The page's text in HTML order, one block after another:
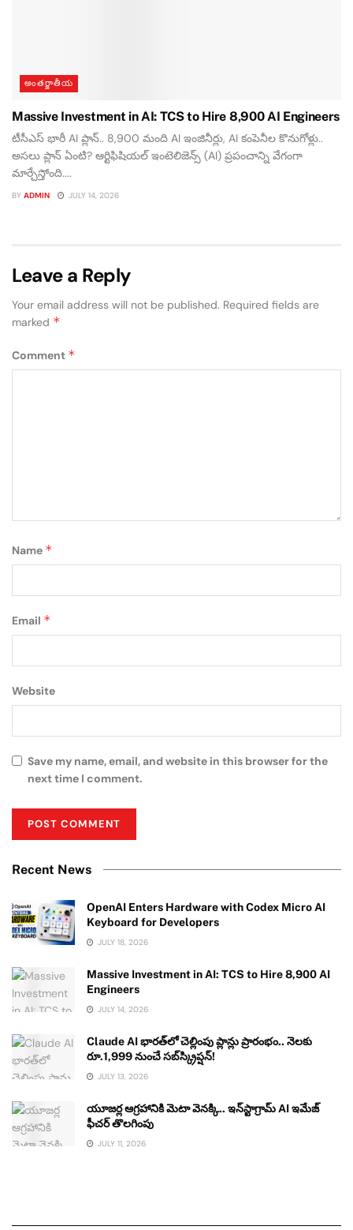
అంతర్జాతీయ
Massive Investment in AI: TCS to Hire 8,900 AI Engineers
టీసీఎస్ భారీ AI ప్లాన్.. 8,900 మంది AI ఇంజినీర్లు, AI కంపెనీల కొనుగోళ్లు..
అసలు ప్లాన్ ఏంటి? ఆర్టిఫిషియల్ ఇంటెలిజెన్స్ (AI) ప్రపంచాన్ని వేగంగా
మార్చేస్తోంది....
BY ADMIN JULY 14, 2026
Leave a Reply
Your email address will not be published. Required fields are
marked *
Comment *
Name *
Email *
Website
Save my name, email, and website in this browser for the
next time I comment.
Recent News
OpenAI Enters Hardware with Codex Micro AI
Keyboard for Developers
JULY 18, 2026
Massive Investment in AI: TCS to Hire 8,900 AI
Engineers
JULY 14, 2026
Claude AI భారత్‌లో చెల్లింపు ప్లాన్లు ప్రారంభం.. నెలకు
రూ.1,999 నుంచే సబ్‌స్క్రిప్షన్!
JULY 13, 2026
యూజర్ల ఆగ్రహానికి మెటా వెనక్కి.. ఇన్‌స్టాగ్రామ్ AI ఇమేజ్
ఫీచర్ తొలగింపు
JULY 11, 2026